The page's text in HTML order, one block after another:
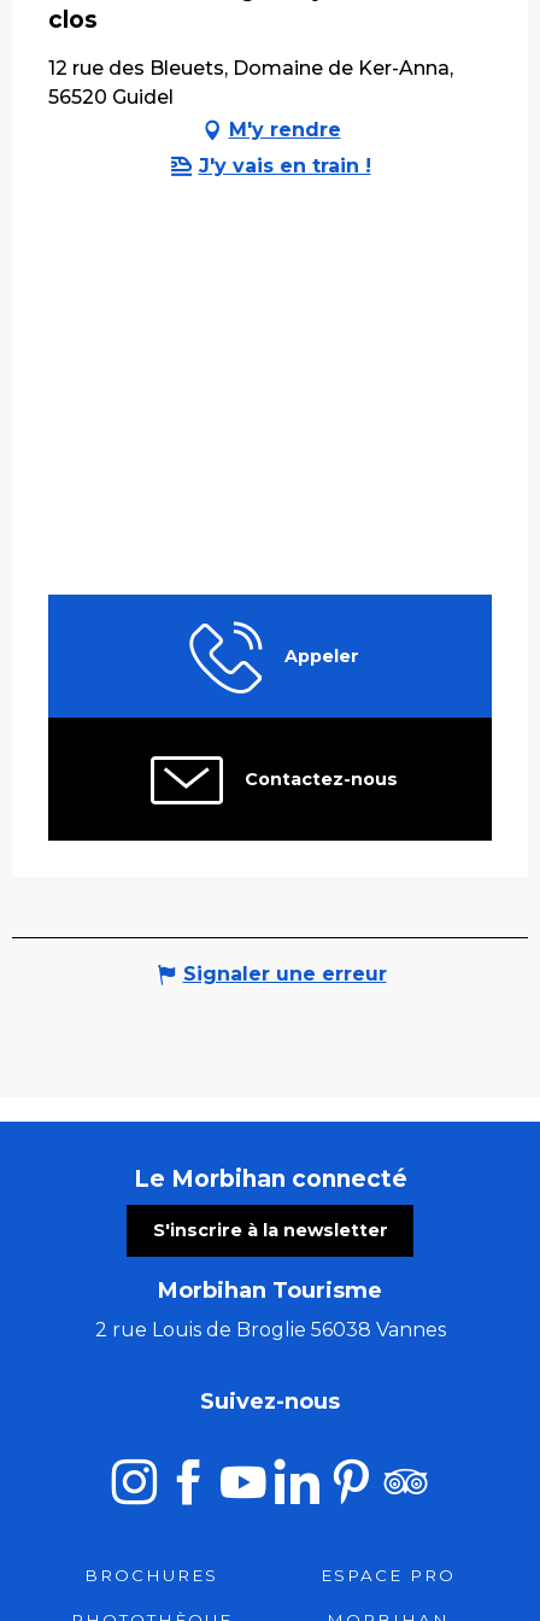
clos
12 rue des Bleuets, Domaine de Ker-Anna,
56520 Guidel
M'y rendre
J'y vais en train !
Appeler
Contactez-nous
Signaler une erreur
Le Morbihan connecté
S'inscrire à la newsletter
Morbihan Tourisme
2 rue Louis de Broglie 56038 Vannes
Suivez-nous
BROCHURES ESPACE PRO